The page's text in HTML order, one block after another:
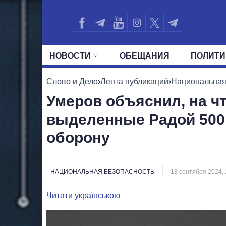
НОВОСТИ ОБЕЩАНИЯ
ВСЕ ПОЛИТИКИ ПРЕЗИДЕНТ И
Слово и Дело›Лента публикаций›
Умеров объяснил, на
выделенные Радой
оборону
НАЦИОНАЛЬНАЯ БЕЗОПАСНОСТЬ 18 сентября 2024,
Читати українською